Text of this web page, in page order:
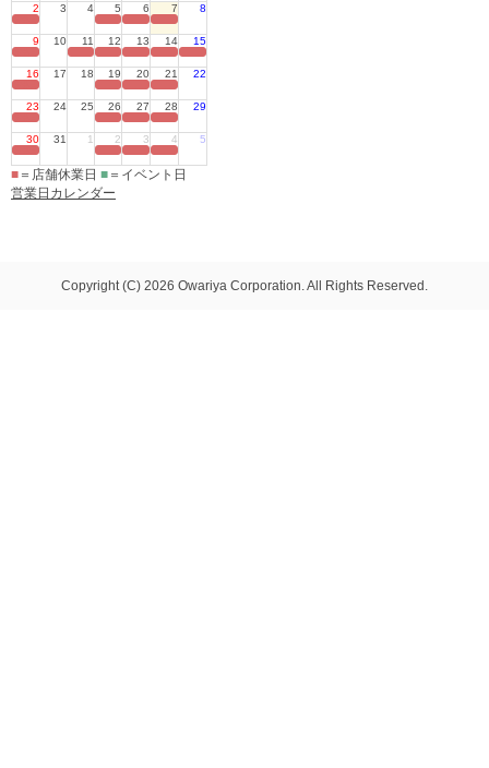
2 3 4 5 6 7 8
9 10 11 12 13 14 15
16 17 18 19 20 21 22
23 24 25 26 27 28 29
30 31 1 2 3 4 5
■ ＝店舗休業日 ■ ＝イベント日
営業日カレンダー
Copyright (C) 2026 Owariya Corporation. All Rights Reserved.